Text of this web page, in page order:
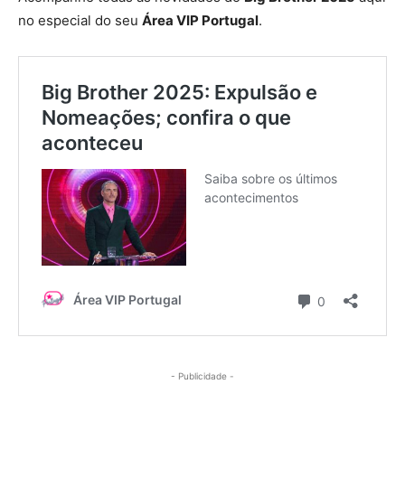
no especial do seu Área VIP Portugal.
- Publicidade -